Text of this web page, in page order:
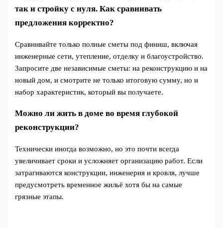
так и стройку с нуля. Как сравнивать
предложения корректно?
Сравнивайте только полные сметы под финиш, включая
инженерные сети, утепление, отделку и благоустройство.
Запросите две независимые сметы: на реконструкцию и на
новый дом, и смотрите не только итоговую сумму, но и
набор характеристик, который вы получаете.
Можно ли жить в доме во время глубокой
реконструкции?
Технически иногда возможно, но это почти всегда
увеличивает сроки и усложняет организацию работ. Если
затрагиваются конструкции, инженерия и кровля, лучше
предусмотреть временное жильё хотя бы на самые
грязные этапы.